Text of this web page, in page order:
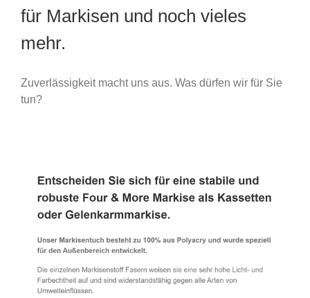
für Markisen und noch vieles
mehr.
Zuverlässigkeit macht uns aus. Was dürfen wir für Sie
tun?